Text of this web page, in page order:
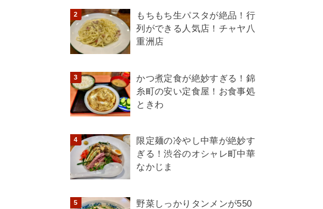
もちもち生パスタが絶品！行
列ができる人気店！チャヤ八
重洲店
かつ煮定食が絶妙すぎる！錦
糸町の安い定食屋！お食事処
ときわ
限定麺の冷やし中華が絶妙す
ぎる！渋谷のオシャレ町中華
なかじま
野菜しっかりタンメンが550